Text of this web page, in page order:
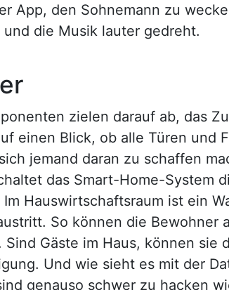
App, den Sohnemann zu
die Musik lauter gedreht.
zielen darauf ab, das
einen Blick, ob alle Türen und
jemand daran zu schaffen
das Smart-Home-System
Hauswirtschaftsraum ist ein
So können die Bewohner
Sind Gäste im Haus, können
Und wie sieht es mit der
genauso schwer zu hacken